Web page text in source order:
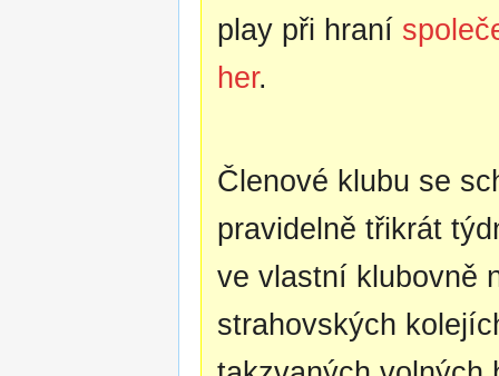
play při hraní
her.
Členové klubu se
pravidelně třikrát
ve vlastní klubovně
strahovských